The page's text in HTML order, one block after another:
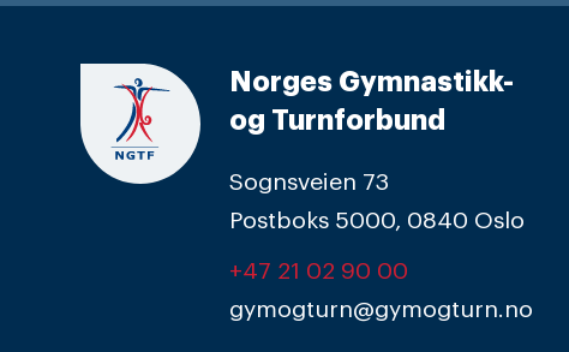
Norges Gymnastikk-
og Turnforbund
Sognsveien 73
Postboks 5000, 0840 Oslo
+47 21 02 90 00
gymogturn@gymogturn.no